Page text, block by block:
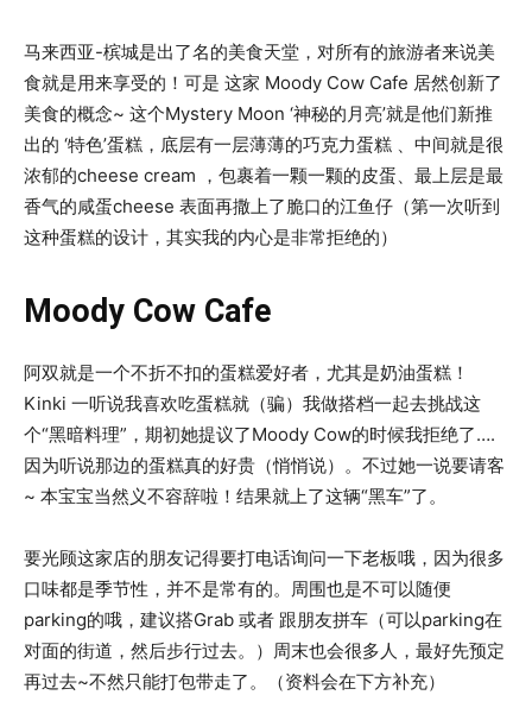
马来西亚-槟城是出了名的美食天堂，对所有的旅游者来说美
食就是用来享受的！可是 这家 Moody Cow Cafe 居然创新了
美食的概念~ 这个Mystery Moon ‘神秘的月亮’就是他们新推
出的 ‘特色’蛋糕，底层有一层薄薄的巧克力蛋糕 、中间就是很
浓郁的cheese cream ，包裹着一颗一颗的皮蛋、最上层是最
香气的咸蛋cheese 表面再撒上了脆口的江鱼仔（第一次听到
这种蛋糕的设计，其实我的内心是非常拒绝的）
Moody Cow Cafe
阿双就是一个不折不扣的蛋糕爱好者，尤其是奶油蛋糕！
Kinki 一听说我喜欢吃蛋糕就（骗）我做搭档一起去挑战这
个“黑暗料理”，期初她提议了Moody Cow的时候我拒绝了….
因为听说那边的蛋糕真的好贵（悄悄说）。不过她一说要请客
~ 本宝宝当然义不容辞啦！结果就上了这辆“黑车”了。
要光顾这家店的朋友记得要打电话询问一下老板哦，因为很多
口味都是季节性，并不是常有的。周围也是不可以随便
parking的哦，建议搭Grab 或者 跟朋友拼车（可以parking在
对面的街道，然后步行过去。）周末也会很多人，最好先预定
再过去~不然只能打包带走了。（资料会在下方补充）